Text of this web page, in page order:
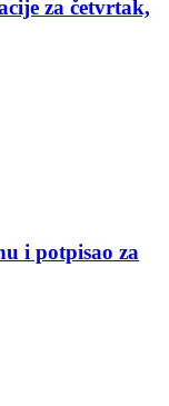
za četvrtak,
i potpisao za